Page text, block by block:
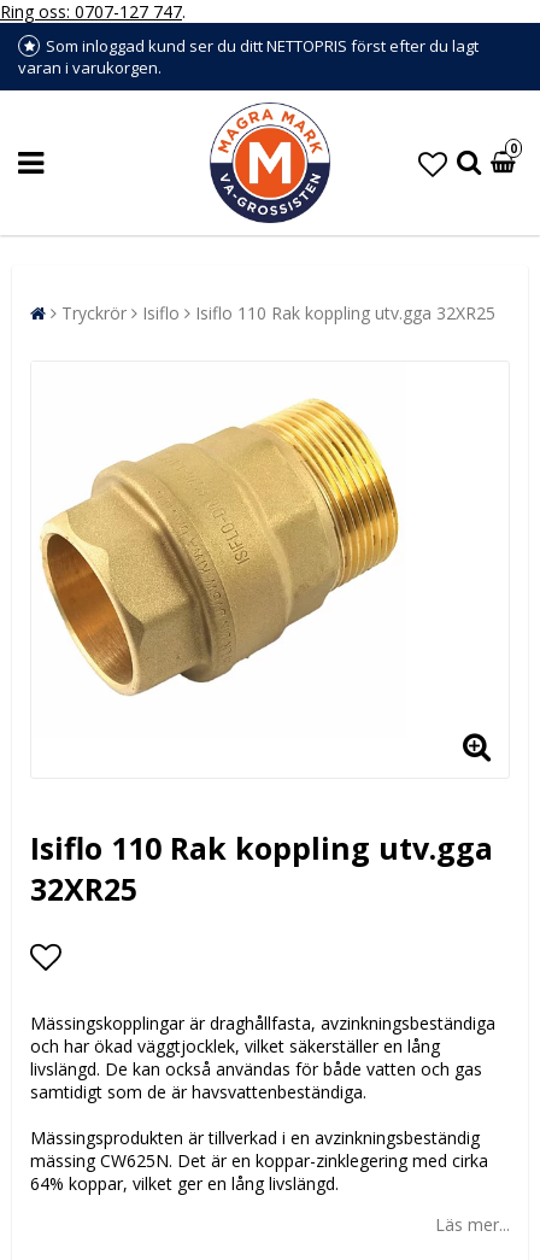
Ring oss: 0707-127 747.
Som inloggad kund ser du ditt NETTOPRIS först efter du lagt
varan i varukorgen.
0
Tryckrör Isiflo Isiflo 110 Rak koppling utv.gga 32XR25
Isiflo 110 Rak koppling utv.gga
32XR25
Lägg till i favoritlistan
Mässingskopplingar är draghållfasta, avzinkningsbeständiga
och har ökad väggtjocklek, vilket säkerställer en lång
livslängd. De kan också användas för både vatten och gas
samtidigt som de är havsvattenbeständiga.
Mässingsprodukten är tillverkad i en avzinkningsbeständig
mässing CW625N. Det är en koppar-zinklegering med cirka
64% koppar, vilket ger en lång livslängd.
Läs mer...